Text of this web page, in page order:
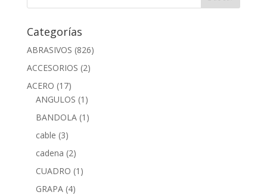
Categorías
ABRASIVOS (826)
ACCESORIOS (2)
ACERO (17)
ANGULOS (1)
BANDOLA (1)
cable (3)
cadena (2)
CUADRO (1)
GRAPA (4)